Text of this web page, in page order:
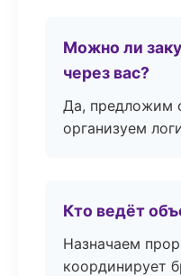
Можно ли
через вас?
Да, предложим
организуем
Кто ведёт
Назначаем
координирует